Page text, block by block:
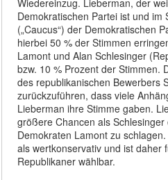
Wiedereinzug. Lieberman, der
Demokratischen Partei ist und im
(„Caucus“) der Demokratischen
hierbei 50 % der Stimmen
Lamont und Alan Schlesinger
bzw. 10 % Prozent der Stimmen.
des republikanischen Bewerbers
zurückzuführen, dass viele
Lieberman ihre Stimme gaben.
größere Chancen als
Demokraten Lamont zu
als wertkonservativ und ist daher
Republikaner wählbar.